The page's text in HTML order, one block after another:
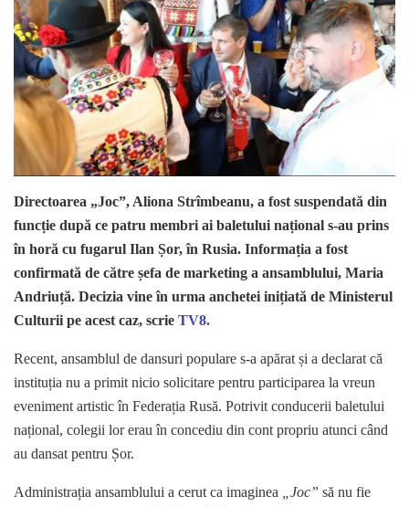
Directoarea „Joc”, Aliona Strîmbeanu, a fost suspendată din
funcție după ce patru membri ai baletului național s-au prins
în horă cu fugarul Ilan Șor, în Rusia. Informația a fost
confirmată de către șefa de marketing a ansamblului, Maria
Andriuță. Decizia vine în urma anchetei inițiată de Ministerul
Culturii pe acest caz, scrie TV8.
Recent, ansamblul de dansuri populare s-a apărat și a declarat că
instituția nu a primit nicio solicitare pentru participarea la vreun
eveniment artistic în Federația Rusă. Potrivit conducerii baletului
național, colegii lor erau în concediu din cont propriu atunci când
au dansat pentru Șor.
Administrația ansamblului a cerut ca imaginea „Joc” să nu fie